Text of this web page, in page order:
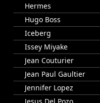
Hermes
Hugo Boss
Iceberg
Issey Miyake
Jean Couturier
Jean Paul Gaultier
Jennifer Lopez